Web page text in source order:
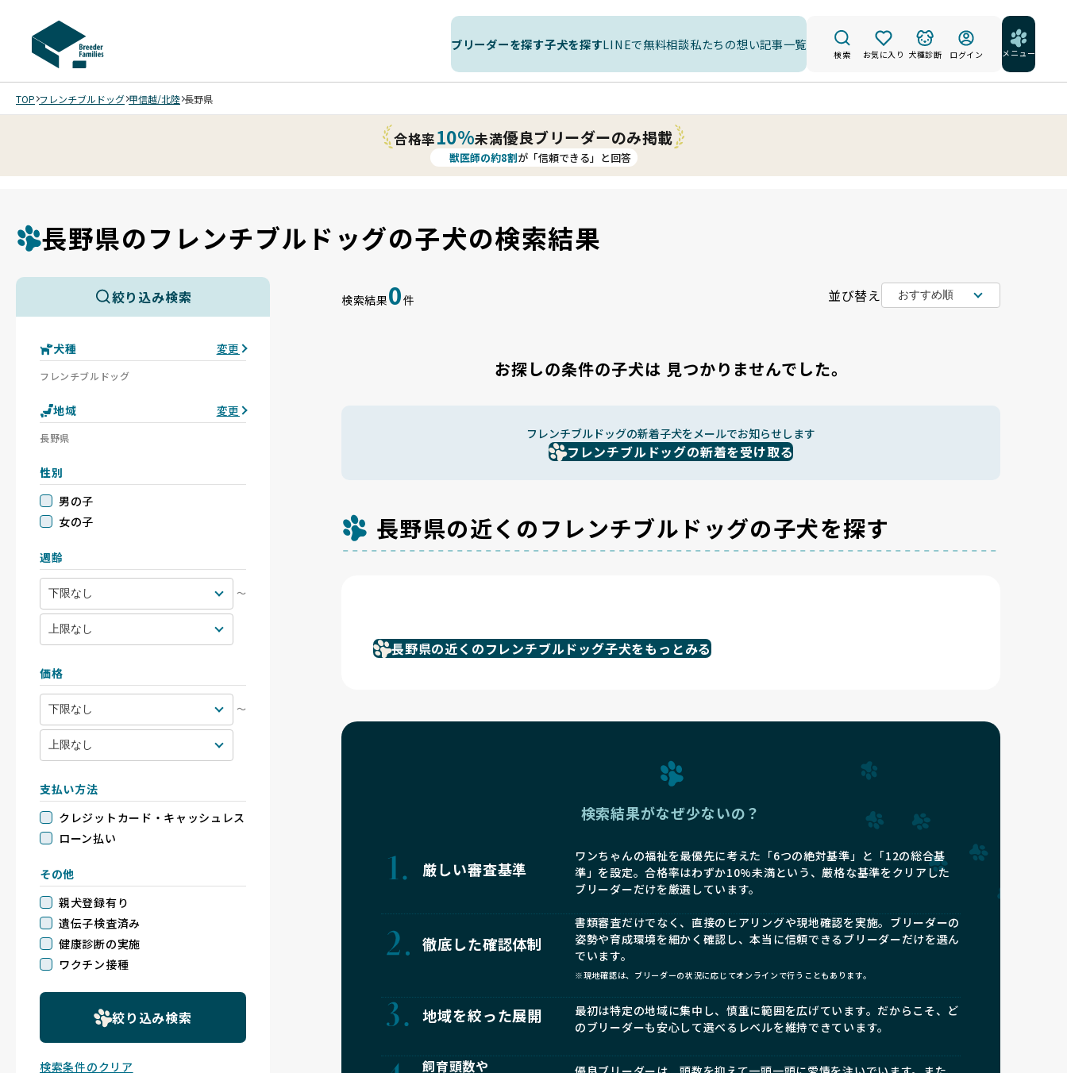
ブリーダーを探す子犬を探すLINEで無料相談私たちの想い記事一覧
検索 お気に入り 犬種診断 ログイン メニュー
TOP フレンチブルドッグ 甲信越/北陸 長野県
合格率10%未満優良ブリーダーのみ掲載
獣医師の約8割が「信頼できる」と回答
長野県のフレンチブルドッグの子犬の検索結果
絞り込み検索
犬種 変更
フレンチブルドッグ
地域 変更
長野県
性別
男の子
女の子
週齢
〜
価格
〜
支払い方法
クレジットカード・キャッシュレス
ローン払い
その他
親犬登録有り
遺伝子検査済み
健康診断の実施
ワクチン接種
絞り込み検索
検索条件のクリア
検索結果0件 並び替え
お探しの条件の子犬は 見つかりませんでした。
フレンチブルドッグの新着子犬をメールでお知らせします
フレンチブルドッグの新着を受け取る
長野県の近くのフレンチブルドッグの子犬を探す
長野県の近くのフレンチブルドッグ子犬をもっとみる
検索結果がなぜ少ないの？
厳しい審査基準
ワンちゃんの福祉を最優先に考えた「6つの絶対基準」と「12の総合基
準」を設定。合格率はわずか10%未満という、厳格な基準をクリアした
ブリーダーだけを厳選しています。
徹底した確認体制
書類審査だけでなく、直接のヒアリングや現地確認を実施。ブリーダーの
姿勢や育成環境を細かく確認し、本当に信頼できるブリーダーだけを選ん
でいます。
※現地確認は、ブリーダーの状況に応じてオンラインで行うこともあります。
地域を絞った展開
最初は特定の地域に集中し、慎重に範囲を広げています。だからこそ、ど
のブリーダーも安心して選べるレベルを維持できています。
飼育頭数や